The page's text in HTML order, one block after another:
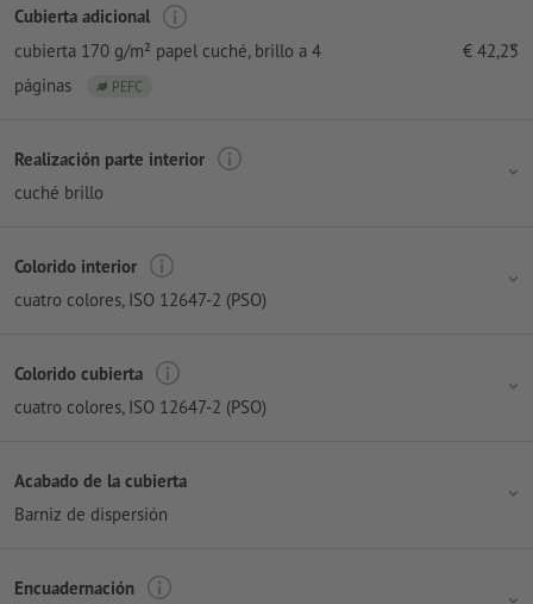
Cubierta adicional
cubierta 170 g/m² papel cuché, brillo a 4
páginas
PEFC
€ 42,25
Realización parte interior
cuché brillo
Colorido interior
cuatro colores, ISO 12647-2 (PSO)
Colorido cubierta
cuatro colores, ISO 12647-2 (PSO)
Acabado de la cubierta
Barniz de dispersión
Encuadernación